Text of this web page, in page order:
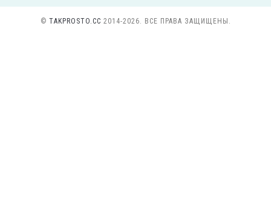
© TAKPROSTO.CC 2014-2026. ВСЕ ПРАВА ЗАЩИЩЕНЫ.